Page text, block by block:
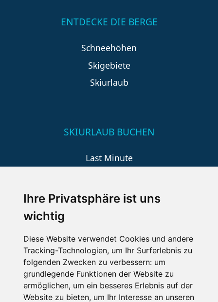
Ihre Privatsphäre ist uns
wichtig
Diese Website verwendet Cookies und andere
Tracking-Technologien, um Ihr Surferlebnis zu
folgenden Zwecken zu verbessern: um
grundlegende Funktionen der Website zu
ermöglichen, um ein besseres Erlebnis auf der
Website zu bieten, um Ihr Interesse an unseren
ENTDECKE DIE BERGE
Schneehöhen
Skigebiete
Skiurlaub
SKIURLAUB BUCHEN
Last Minute
Wellness
SCHNEEHÖHEN SKI APP
Die Schneehoehen Ski APP für iOS und Android - Ein
Muss für alle Wintersportler und Schneefreaks!